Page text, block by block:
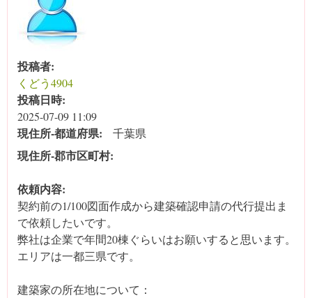
投稿者:
くどう4904
投稿日時:
2025-07-09 11:09
現住所‐都道府県: 千葉県
現住所‐郡市区町村:
依頼内容:
契約前の1/100図面作成から建築確認申請の代行提出ま
で依頼したいです。
弊社は企業で年間20棟ぐらいはお願いすると思います。
エリアは一都三県です。
建築家の所在地について：